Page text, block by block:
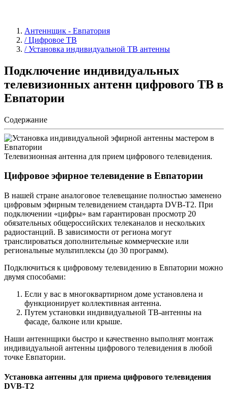
Антеннщик - Евпатория
/ Цифровое ТВ
/ Установка индивидуальной ТВ антенны
Подключение индивидуальных
телевизионных антенн цифрового ТВ в
Евпатории
Содержание
Телевизионная антенна для прием цифрового телевидения.
Цифровое эфирное телевидение в Евпатории
В нашей стране аналоговое телевещание полностью заменено
цифровым эфирным телевидением стандарта DVB-T2. При
подключении «цифры» вам гарантирован просмотр 20
обязательных общероссийских телеканалов и нескольких
радиостанций. В зависимости от региона могут
транслироваться дополнительные коммерческие или
региональные мультиплексы (до 30 программ).
Подключиться к цифровому телевидению в Евпатории можно
двумя способами:
Если у вас в многоквартирном доме установлена и
функционирует коллективная антенна.
Путем установки индивидуальной ТВ-антенны на
фасаде, балконе или крыше.
Наши антеннщики быстро и качественно выполнят монтаж
индивидуальной антенны цифрового телевидения в любой
точке Евпатории.
Установка антенны для приема цифрового телевидения
DVB-T2